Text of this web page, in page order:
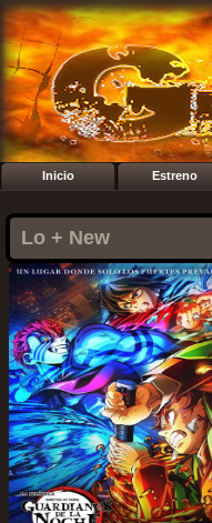
Inicio Estreno
Lo + New